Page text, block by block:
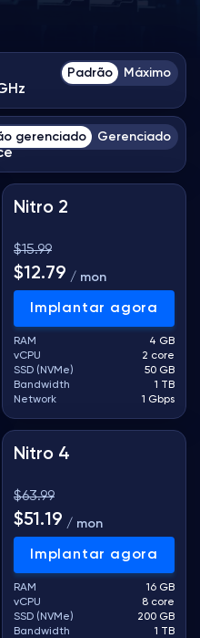
Padrão Máximo
gerenciado Gerenciado
Nitro 2
$15.99
$12.79 / mon
Implantar agora
RAM
4 GB
vCPU
2 core
SSD (NVMe)
50 GB
Bandwidth
1 TB
Network
1 Gbps
Nitro 4
$63.99
$51.19 / mon
Implantar agora
RAM
16 GB
vCPU
8 core
SSD (NVMe)
200 GB
Bandwidth
1 TB